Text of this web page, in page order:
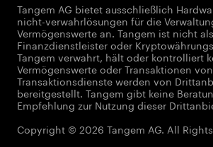
Tangem AG bietet ausschließlich
nicht-verwahrlösungen für die
Vermögenswerte an. Tangem ist nicht als
Finanzdienstleister oder
Tangem verwahrt, hält oder kontrolliert
Vermögenswerte oder Transaktionen
Transaktionsdienste werden von
bereitgestellt. Tangem gibt keine
Empfehlung zur Nutzung dieser